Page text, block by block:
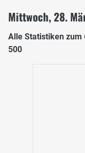
Mittwoch, 28.
Alle Statistiken zum
500